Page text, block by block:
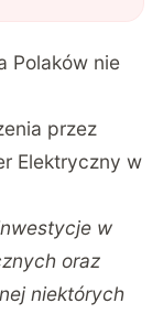
Polaków nie
przez
Elektryczny w
w
oraz
niektórych